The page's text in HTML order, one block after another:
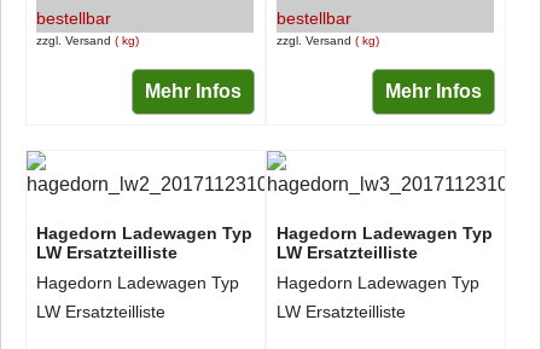
zzgl. Versand kg
bestellbar
Mehr Infos
zzgl. Versand kg
bestellbar
Mehr Infos
Hagedorn Ladewagen Typ
LW Ersatzteilliste
Hagedorn Ladewagen Typ
LW Ersatzteilliste
Hagedorn Ladewagen Typ
LW Ersatzteilliste
Hagedorn Ladewagen Typ
LW Ersatzteilliste